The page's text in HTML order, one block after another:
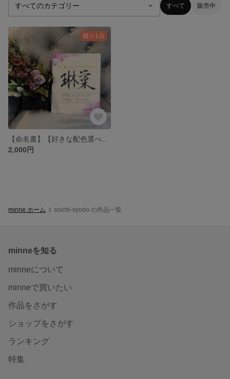
すべて 販売中
残り1点
2,000円
minne ホーム soichi-syodo の作品一覧
minneを知る
minneについて
minneで買いたい
作品をさがす
ショップをさがす
ランキング
特集